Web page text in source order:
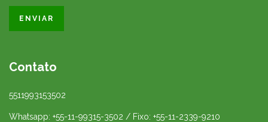
Contato
5511993153502
Whatsapp: +55-11-99315-3502 / Fixo: +55-11-2339-9210